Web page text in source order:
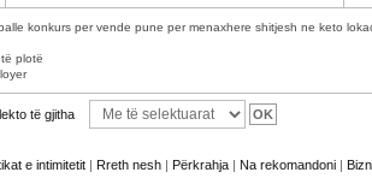
konkurs per vende pune per menaxhere shitjesh ne keto
plotë
të gjitha
e intimitetit | Rreth nesh | Përkrahja | Na rekomandoni |